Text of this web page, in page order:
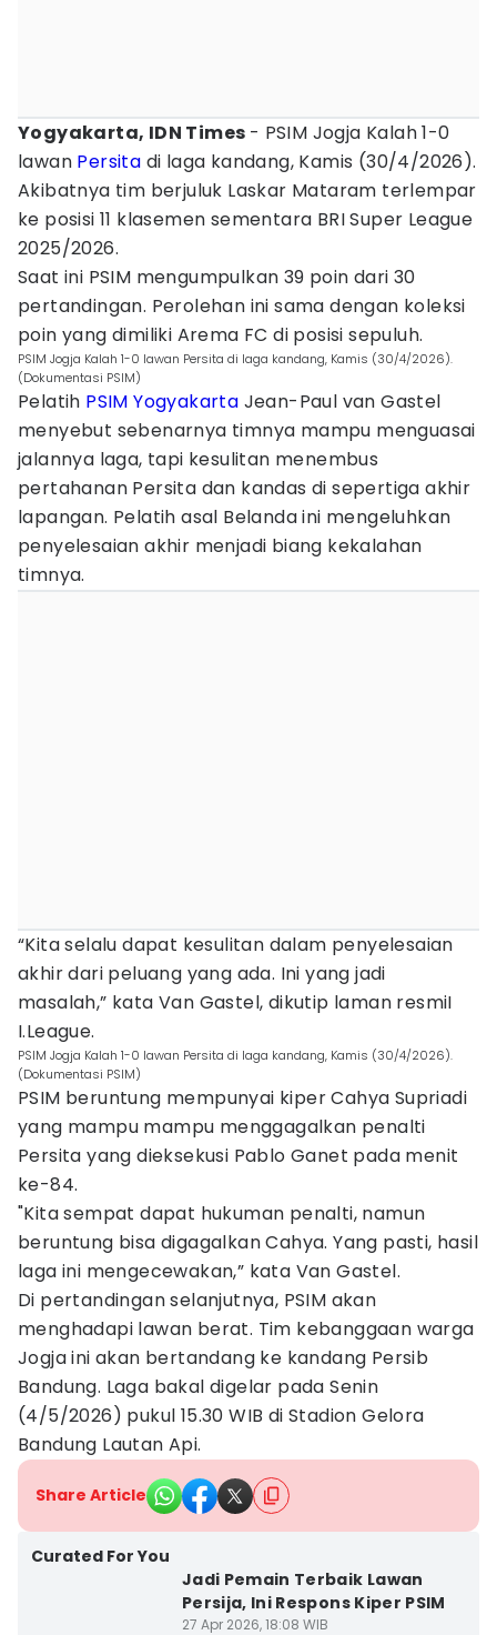
Yogyakarta, IDN Times - PSIM Jogja Kalah 1-0
lawan Persita di laga kandang, Kamis (30/4/2026).
Akibatnya tim berjuluk Laskar Mataram terlempar
ke posisi 11 klasemen sementara BRI Super League
2025/2026.
Saat ini PSIM mengumpulkan 39 poin dari 30
pertandingan. Perolehan ini sama dengan koleksi
poin yang dimiliki Arema FC di posisi sepuluh.
PSIM Jogja Kalah 1-0 lawan Persita di laga kandang, Kamis (30/4/2026).
(Dokumentasi PSIM)
Pelatih PSIM Yogyakarta Jean-Paul van Gastel
menyebut sebenarnya timnya mampu menguasai
jalannya laga, tapi kesulitan menembus
pertahanan Persita dan kandas di sepertiga akhir
lapangan. Pelatih asal Belanda ini mengeluhkan
penyelesaian akhir menjadi biang kekalahan
timnya.
“Kita selalu dapat kesulitan dalam penyelesaian
akhir dari peluang yang ada. Ini yang jadi
masalah,” kata Van Gastel, dikutip laman resmiI
I.League.
PSIM Jogja Kalah 1-0 lawan Persita di laga kandang, Kamis (30/4/2026).
(Dokumentasi PSIM)
PSIM beruntung mempunyai kiper Cahya Supriadi
yang mampu mampu menggagalkan penalti
Persita yang dieksekusi Pablo Ganet pada menit
ke-84.
"Kita sempat dapat hukuman penalti, namun
beruntung bisa digagalkan Cahya. Yang pasti, hasil
laga ini mengecewakan,” kata Van Gastel.
Di pertandingan selanjutnya, PSIM akan
menghadapi lawan berat. Tim kebanggaan warga
Jogja ini akan bertandang ke kandang Persib
Bandung. Laga bakal digelar pada Senin
(4/5/2026) pukul 15.30 WIB di Stadion Gelora
Bandung Lautan Api.
Share Article
Curated For You
Jadi Pemain Terbaik Lawan
Persija, Ini Respons Kiper PSIM
27 Apr 2026, 18:08 WIB